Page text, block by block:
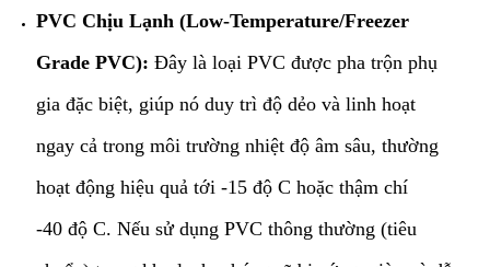
PVC Chịu Lạnh (Low-Temperature/Freezer
Grade PVC): Đây là loại PVC được pha trộn phụ
gia đặc biệt, giúp nó duy trì độ dẻo và linh hoạt
ngay cả trong môi trường nhiệt độ âm sâu, thường
hoạt động hiệu quả tới -15 độ C hoặc thậm chí
-40 độ C. Nếu sử dụng PVC thông thường (tiêu